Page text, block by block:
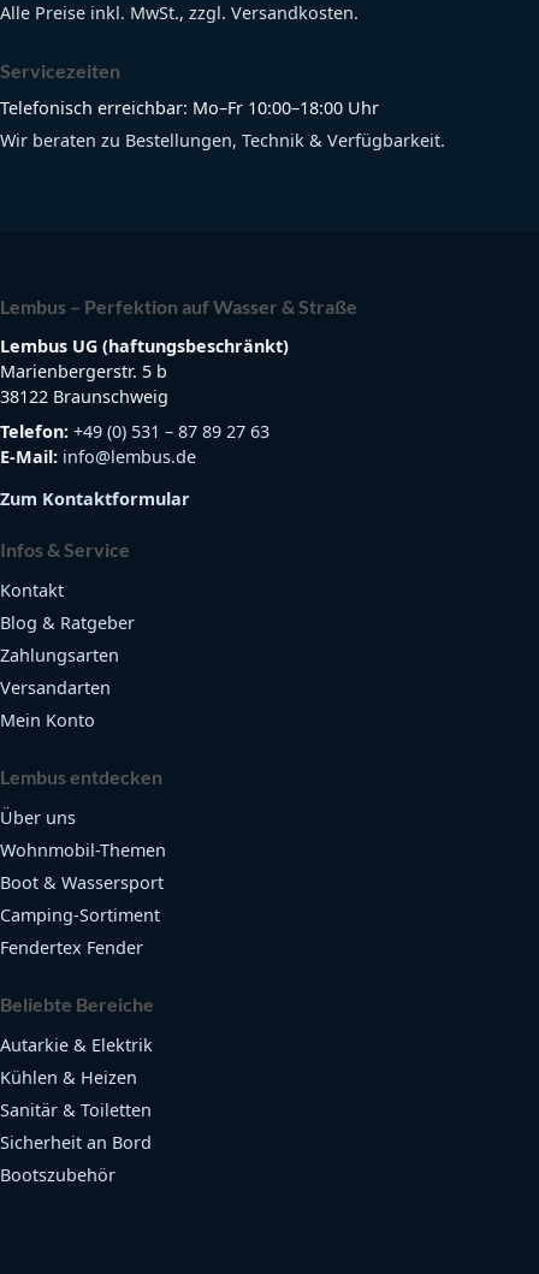
Alle Preise inkl. MwSt., zzgl. Versandkosten.
Servicezeiten
Telefonisch erreichbar: Mo–Fr 10:00–18:00 Uhr
Wir beraten zu Bestellungen, Technik & Verfügbarkeit.
Lembus – Perfektion auf Wasser & Straße
Lembus UG (haftungsbeschränkt)
Marienbergerstr. 5 b
38122 Braunschweig
Telefon: +49 (0) 531 – 87 89 27 63
E-Mail: info@lembus.de
Zum Kontaktformular
Infos & Service
Kontakt
Blog & Ratgeber
Zahlungsarten
Versandarten
Mein Konto
Lembus entdecken
Über uns
Wohnmobil-Themen
Boot & Wassersport
Camping-Sortiment
Fendertex Fender
Beliebte Bereiche
Autarkie & Elektrik
Kühlen & Heizen
Sanitär & Toiletten
Sicherheit an Bord
Bootszubehör